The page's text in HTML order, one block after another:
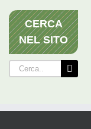
CERCA
NEL SITO
Cerca
per: